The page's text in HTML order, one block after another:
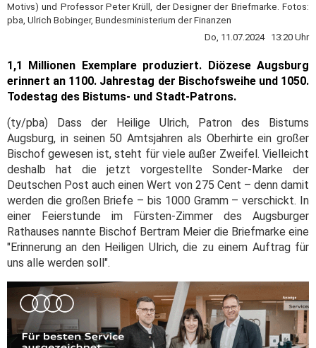
Motivs) und Professor Peter Krüll, der Designer der Briefmarke. Fotos:
pba, Ulrich Bobinger, Bundesministerium der Finanzen
Do, 11.07.2024 13:20 Uhr
1,1 Millionen Exemplare produziert. Diözese Augsburg
erinnert an 1100. Jahrestag der Bischofsweihe und 1050.
Todestag des Bistums- und Stadt-Patrons.
(ty/pba) Dass der Heilige Ulrich, Patron des Bistums
Augsburg, in seinen 50 Amtsjahren als Oberhirte ein großer
Bischof gewesen ist, steht für viele außer Zweifel. Vielleicht
deshalb hat die jetzt vorgestellte Sonder-Marke der
Deutschen Post auch einen Wert von 275 Cent – denn damit
werden die großen Briefe – bis 1000 Gramm – verschickt. In
einer Feierstunde im Fürsten-Zimmer des Augsburger
Rathauses nannte Bischof Bertram Meier die Briefmarke eine
"Erinnerung an den Heiligen Ulrich, die zu einem Auftrag für
uns alle werden soll".